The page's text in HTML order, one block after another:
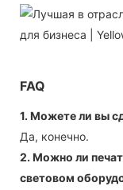
FAQ
1. Можете ли вы
Да, конечно.
2. Можно ли
световом